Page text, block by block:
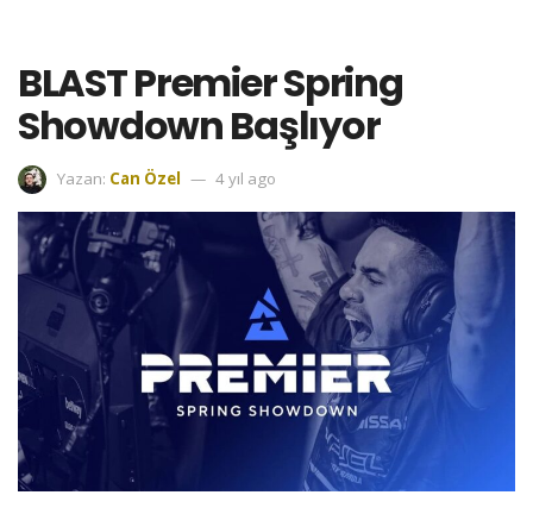
BLAST Premier Spring
Showdown Başlıyor
Yazan: Can Özel 4 yıl ago